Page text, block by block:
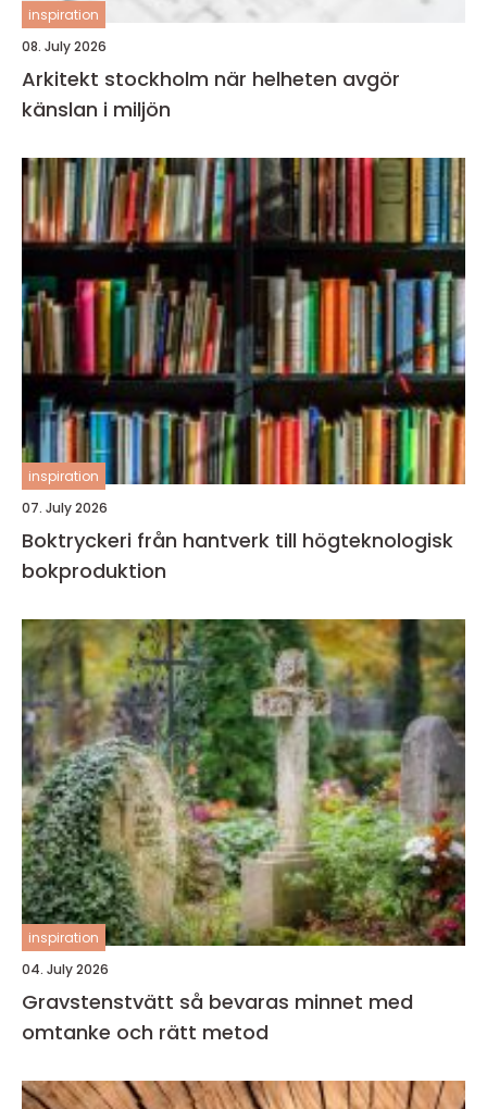
inspiration
08. July 2026
Arkitekt stockholm när helheten avgör
känslan i miljön
inspiration
07. July 2026
Boktryckeri från hantverk till högteknologisk
bokproduktion
inspiration
04. July 2026
Gravstenstvätt så bevaras minnet med
omtanke och rätt metod